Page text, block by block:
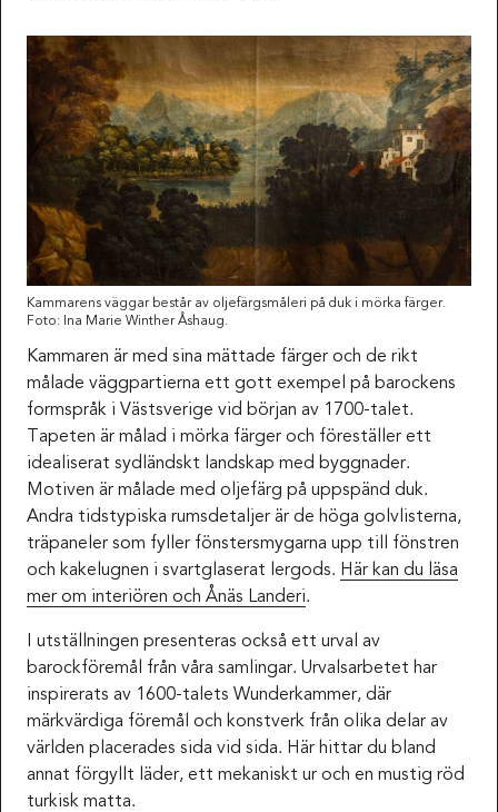
Kammarens väggar består av oljefärgsmåleri på duk i mörka färger.
Foto: Ina Marie Winther Åshaug.
Kammaren är med sina mättade färger och de rikt
målade väggpartierna ett gott exempel på barockens
formspråk i Västsverige vid början av 1700-talet.
Tapeten är målad i mörka färger och föreställer ett
idealiserat sydländskt landskap med byggnader.
Motiven är målade med oljefärg på uppspänd duk.
Andra tidstypiska rumsdetaljer är de höga golvlisterna,
träpaneler som fyller fönstersmygarna upp till fönstren
och kakelugnen i svartglaserat lergods. Här kan du läsa
mer om interiören och Ånäs Landeri.
I utställningen presenteras också ett urval av
barockföremål från våra samlingar. Urvalsarbetet har
inspirerats av 1600-talets Wunderkammer, där
märkvärdiga föremål och konstverk från olika delar av
världen placerades sida vid sida. Här hittar du bland
annat förgyllt läder, ett mekaniskt ur och en mustig röd
turkisk matta.